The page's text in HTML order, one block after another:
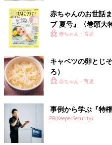
赤ちゃんのお世話
ブ 夏号』〈巻頭大
く！ おっぱい・ミ
赤ちゃん・育児
キャベツの卵とじ
ろ）
赤ちゃん・育児
事例から学ぶ『特
PR(KeeperSecurity)